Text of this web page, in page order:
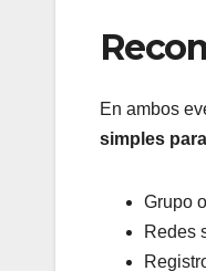
En ambos
simples
Grupo
Redes